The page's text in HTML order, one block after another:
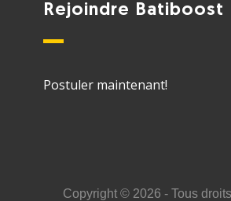
Rejoindre Batiboost
Postuler maintenant!
Copyright © 2026 - Tous